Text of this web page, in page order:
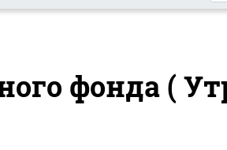
фонда (